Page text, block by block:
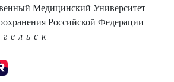
Медицинский Университет
Российской Федерации